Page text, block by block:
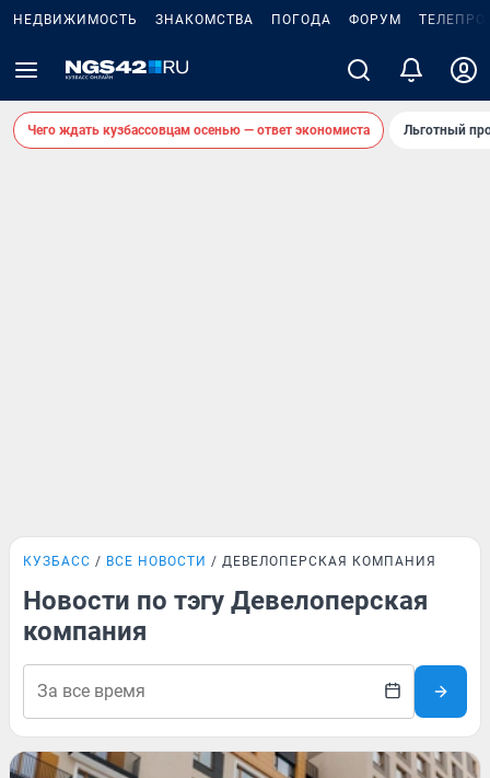
НЕДВИЖИМОСТЬ ЗНАКОМСТВА ПОГОДА ФОРУМ
Чего ждать кузбассовцам осенью — ответ экономиста Льготный
КУЗБАСС ВСЕ НОВОСТИ ДЕВЕЛОПЕРСКАЯ КОМПАНИЯ
Новости по тэгу Девелоперская
компания